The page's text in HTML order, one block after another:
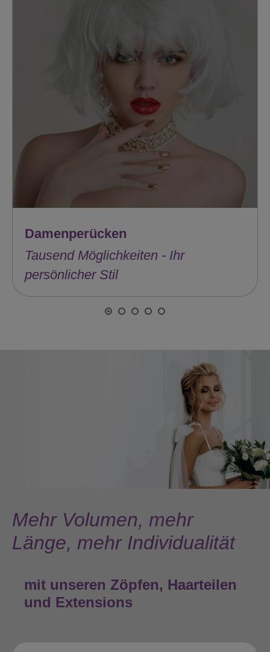
Herrenperücken
Style - Für jeden Typ und jedes Alter
https://peruecken-online.com/herrenperuecken/
Mehr Volumen, mehr
Länge, mehr Individualität
mit unseren Zöpfen, Haarteilen
und Extensions